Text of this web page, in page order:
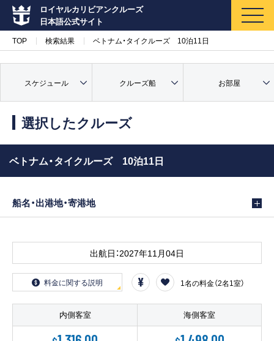
ロイヤルカリビアンクルーズ
日本語公式サイト
マイページ
クルーズ検索
クルーズの楽しみ方
船内へようこそ
客船のご案内
寄港地ガイド
TOP 検索結果 ベトナム・タイクルーズ 10泊11日
スケジュール クルーズ船 お部屋
選択したクルーズ
ベトナム・タイクルーズ 10泊11日
船名・出港地・寄港地
出航日：2027年11月04日
料金に関する説明 1名の料金（2名1室）
内側客室 海側客室